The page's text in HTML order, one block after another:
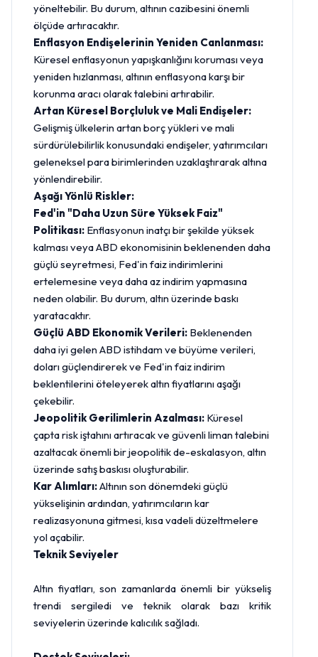
yöneltebilir. Bu durum, altının cazibesini önemli
ölçüde artıracaktır.
Enflasyon Endişelerinin Yeniden Canlanması:
Küresel enflasyonun yapışkanlığını koruması veya
yeniden hızlanması, altının enflasyona karşı bir
korunma aracı olarak talebini artırabilir.
Artan Küresel Borçluluk ve Mali Endişeler:
Gelişmiş ülkelerin artan borç yükleri ve mali
sürdürülebilirlik konusundaki endişeler, yatırımcıları
geleneksel para birimlerinden uzaklaştırarak altına
yönlendirebilir.
Aşağı Yönlü Riskler:
Fed'in "Daha Uzun Süre Yüksek Faiz"
Politikası: Enflasyonun inatçı bir şekilde yüksek
kalması veya ABD ekonomisinin beklenenden daha
güçlü seyretmesi, Fed'in faiz indirimlerini
ertelemesine veya daha az indirim yapmasına
neden olabilir. Bu durum, altın üzerinde baskı
yaratacaktır.
Güçlü ABD Ekonomik Verileri: Beklenenden
daha iyi gelen ABD istihdam ve büyüme verileri,
doları güçlendirerek ve Fed'in faiz indirim
beklentilerini öteleyerek altın fiyatlarını aşağı
çekebilir.
Jeopolitik Gerilimlerin Azalması: Küresel
çapta risk iştahını artıracak ve güvenli liman talebini
azaltacak önemli bir jeopolitik de-eskalasyon, altın
üzerinde satış baskısı oluşturabilir.
Kar Alımları:Altının son dönemdeki güçlü
yükselişinin ardından, yatırımcıların kar
realizasyonuna gitmesi, kısa vadeli düzeltmelere
yol açabilir.
Teknik Seviyeler
Altın fiyatları, son zamanlarda önemli bir yükseliş
trendi sergiledi ve teknik olarak bazı kritik
seviyelerin üzerinde kalıcılık sağladı.